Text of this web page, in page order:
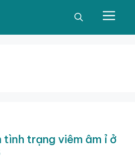
tình trạng viêm âm ỉ ở